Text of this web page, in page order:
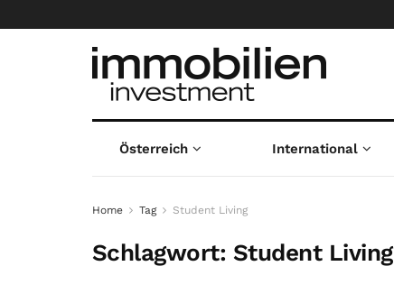
Österreich International
Home Tag Student Living
Schlagwort: Student Living